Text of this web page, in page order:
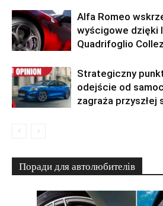
Alfa Romeo
wyścigowe dzięki
Quadrifoglio
Strategiczny
odejście od
zagraża przyszłej
Поради для автолюбителів